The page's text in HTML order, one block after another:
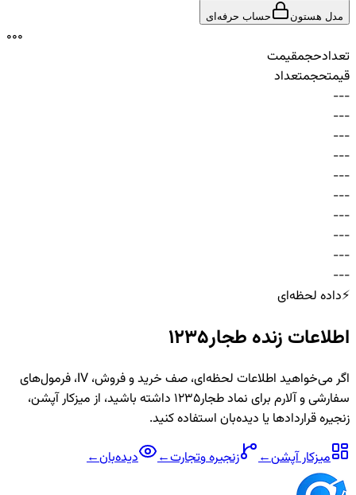
مدل هستون حساب حرفه‌ای
000
تعدادحجمقیمت
قیمتحجمتعداد
-
-
-
-
-
-
-
-
-
-
-
-
-
-
-
-
-
-
-
-
-
-
-
-
-
-
-
-
-
-
⚡داده لحظه‌ای
اطلاعات زنده طجار1235
اگر می‌خواهید اطلاعات لحظه‌ای، صف خرید و فروش، IV، فرمول‌های
سفارشی و آلارم برای نمادطجار1235
داشته باشید، از میزکار آپشن،
زنجیره قراردادها یا دیده‌بان استفاده کنید.
میزکار آپشن← زنجیرهوتجارت← دیده‌بان←